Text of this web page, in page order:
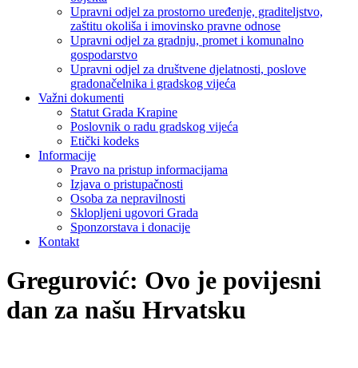
Upravni odjel za prostorno uređenje, graditeljstvo,
zaštitu okoliša i imovinsko pravne odnose
Upravni odjel za gradnju, promet i komunalno
gospodarstvo
Upravni odjel za društvene djelatnosti, poslove
gradonačelnika i gradskog vijeća
Važni dokumenti
Statut Grada Krapine
Poslovnik o radu gradskog vijeća
Etički kodeks
Informacije
Pravo na pristup informacijama
Izjava o pristupačnosti
Osoba za nepravilnosti
Sklopljeni ugovori Grada
Sponzorstava i donacije
Kontakt
Gregurović: Ovo je povijesni
dan za našu Hrvatsku